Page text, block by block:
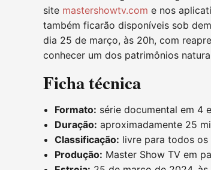
site mastershowtv.com e nos
também ficarão disponíveis sob
dia 25 de março, às 20h, com
conhecer um dos patrimônios
Ficha técnica
Formato: série documental em 4
Duração: aproximadamente 25
Classificação: livre para todos os
Produção: Master Show TV em